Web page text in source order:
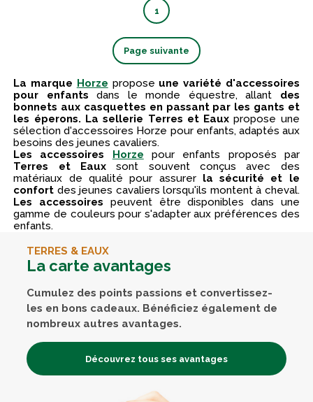
1
Page suivante
La marque Horze propose une variété d'accessoires
pour enfants dans le monde équestre, allant des
bonnets aux casquettes en passant par les gants et
les éperons. La sellerie Terres et Eaux propose une
sélection d'accessoires Horze pour enfants, adaptés aux
besoins des jeunes cavaliers.
Les accessoires Horze pour enfants proposés par
Terres et Eauxsont souvent conçus avec des
matériaux de qualité pour assurerla sécurité et le
confort des jeunes cavaliers lorsqu'ils montent à cheval.
Les accessoires peuvent être disponibles dans une
gamme de couleurs pour s'adapter aux préférences des
enfants.
TERRES & EAUX
La carte avantages
Cumulez des points passions et convertissez-
les en bons cadeaux. Bénéficiez également de
nombreux autres avantages.
Découvrez tous ses avantages